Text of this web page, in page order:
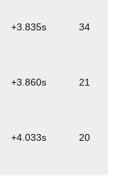
+3.835s 34
+3.860s 21
+4.033s 20